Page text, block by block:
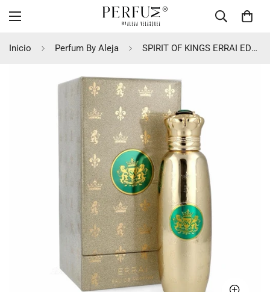
Inicio Perfum By Aleja SPIRIT OF KINGS ERRAI EDP 100ML